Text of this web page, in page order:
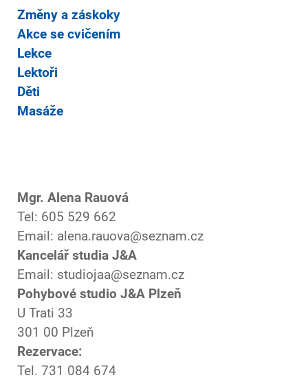
Změny a záskoky
Akce se cvičením
Lekce
Lektoři
Děti
Masáže
Mgr. Alena Rauová
Tel: 605 529 662
Email: alena.rauova@seznam.cz
Kancelář studia J&A
Email: studiojaa@seznam.cz
Pohybové studio J&A Plzeň
U Trati 33
301 00 Plzeň
Rezervace:
Tel. 731 084 674